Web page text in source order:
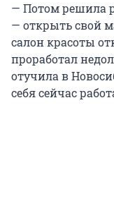
— Потом решила
— открыть свой
салон красоты
проработал
отучила в
себя сейчас